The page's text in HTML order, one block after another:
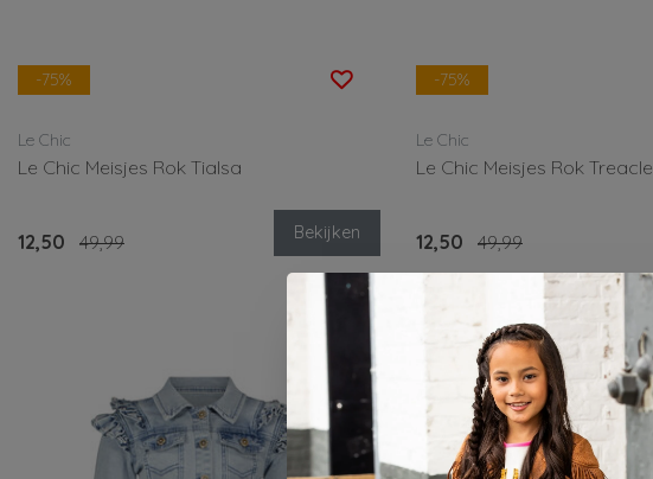
-75%
Le Chic
Le Chic Meisjes Rok Tialsa
12,50 49,99 Bekijken
-75%
Le Chic
Le Chic Meisjes Rok Treacle
12,50 49,99